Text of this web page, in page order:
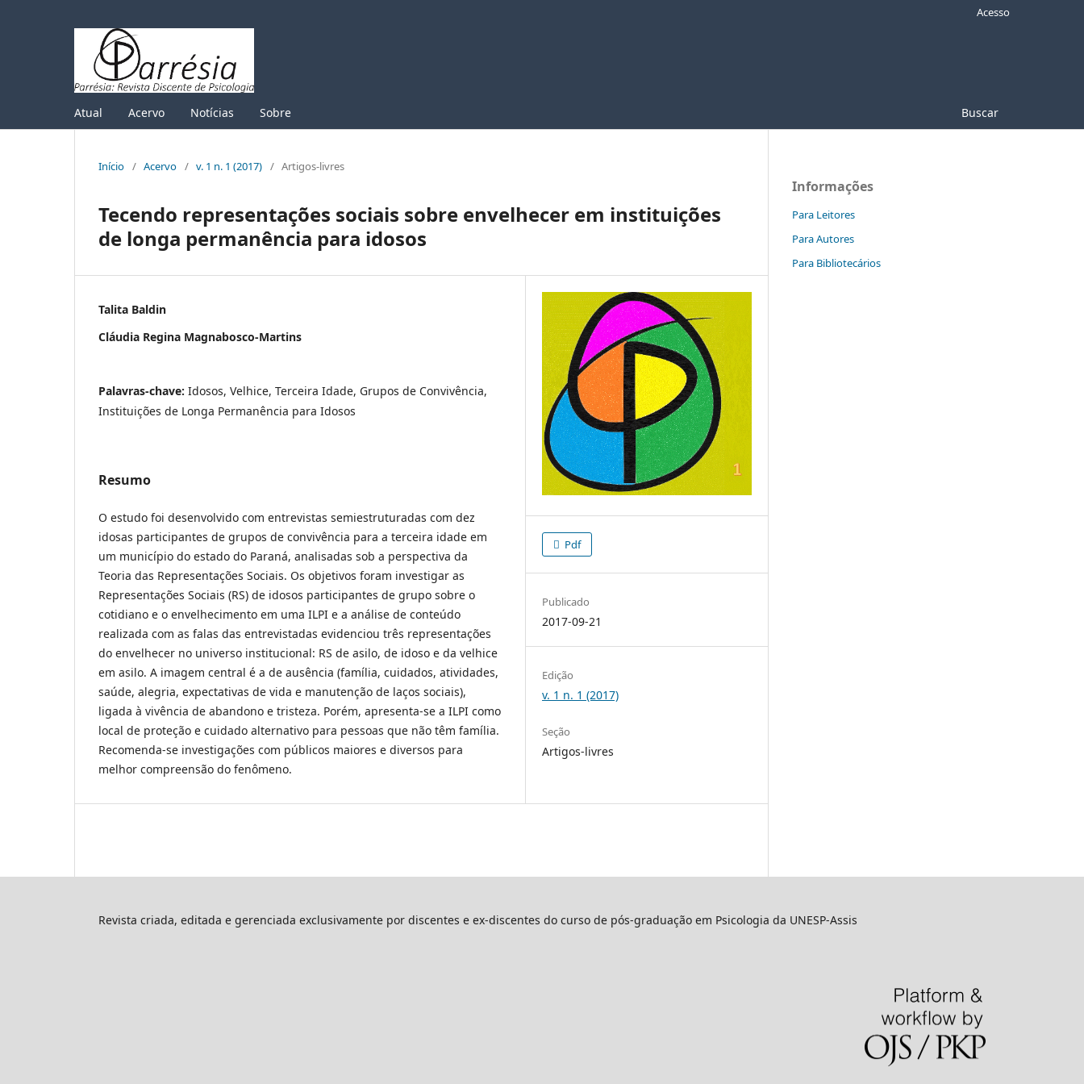
Atual Acervo Notícias Sobre Buscar
Acesso
Início / Acervo / v. 1 n. 1 (2017) / Artigos-livres
Tecendo representações sociais sobre envelhecer em instituições
de longa permanência para idosos
Talita Baldin
Cláudia Regina Magnabosco-Martins
Palavras-chave: Idosos, Velhice, Terceira Idade, Grupos de Convivência,
Instituições de Longa Permanência para Idosos
Resumo
O estudo foi desenvolvido com entrevistas semiestruturadas com dez
idosas participantes de grupos de convivência para a terceira idade em
um município do estado do Paraná, analisadas sob a perspectiva da
Teoria das Representações Sociais. Os objetivos foram investigar as
Representações Sociais (RS) de idosos participantes de grupo sobre o
cotidiano e o envelhecimento em uma ILPI e a análise de conteúdo
realizada com as falas das entrevistadas evidenciou três representações
do envelhecer no universo institucional: RS de asilo, de idoso e da velhice
em asilo. A imagem central é a de ausência (família, cuidados, atividades,
saúde, alegria, expectativas de vida e manutenção de laços sociais),
ligada à vivência de abandono e tristeza. Porém, apresenta-se a ILPI como
local de proteção e cuidado alternativo para pessoas que não têm família.
Recomenda-se investigações com públicos maiores e diversos para
melhor compreensão do fenômeno.
Pdf
Publicado
2017-09-21
Edição
v. 1 n. 1 (2017)
Seção
Artigos-livres
Informações
Para Leitores
Para Autores
Para Bibliotecários
Revista criada, editada e gerenciada exclusivamente por discentes e ex-discentes do curso de pós-graduação em Psicologia da UNESP-Assis